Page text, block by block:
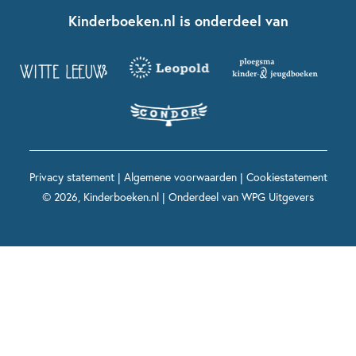
Kinderboeken diversiteit
Grappige kinderboeken
Spannende kinderboeken
Boekentips 12+ jaar
Voor volwassenen
Spekkie en Sproet
Maxi & Helium
Voor het onderwijs
Kinderboeken.nl is onderdeel van
Privacy statement| Algemene voorwaarden| Cookiestatement
© 2026, Kinderboeken.nl | Onderdeel van WPG Uitgevers